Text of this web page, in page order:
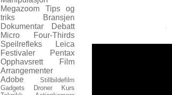
Megazoom
Tips og
triks
Bransjen
Dokumentar
Debatt
Micro Four-Thirds
Speilrefleks
Leica
Festivaler
Pentax
Opphavsrett
Film
Arrangementer
Adobe
Stillbildefilm
Gadgets
Droner
Kurs